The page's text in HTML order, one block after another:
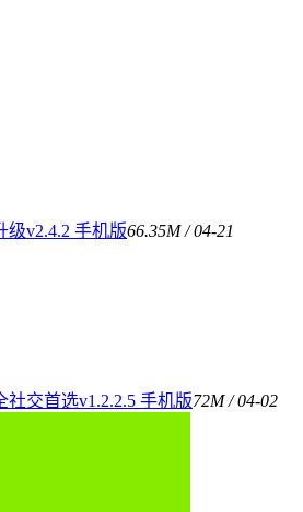
级v2.4.2 手机版66.35M / 04-21
交首选v1.2.2.5 手机版72M / 04-02